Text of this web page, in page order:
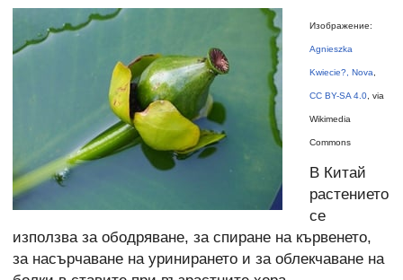
Изображение:
Agnieszka
Kwiecie?, Nova
CC BY-SA 4.0 , via
Wikimedia
Commons
В Китай
растението
се
използва за ободряване, за спиране на кървенето,
за насърчаване на уринирането и за облекчаване на